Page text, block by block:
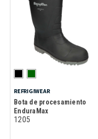
REFRIGIWEAR
Bota de procesamiento
EnduraMax
1205